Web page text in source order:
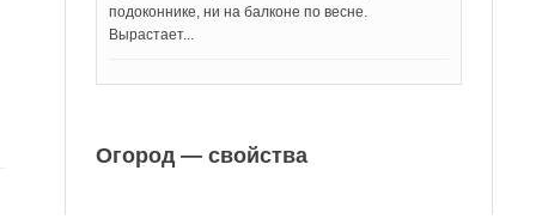
подоконнике, ни на балконе по весне.
Вырастает...
Огород — свойства